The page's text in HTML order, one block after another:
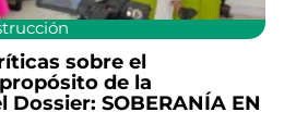
sobre el
de la
SOBERANÍA EN